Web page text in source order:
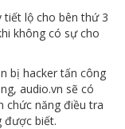
tiết lộ cho bên thứ 3
không có sự cho
bị hacker tấn công
audio.vn sẽ có
chức năng điều tra
được biết.